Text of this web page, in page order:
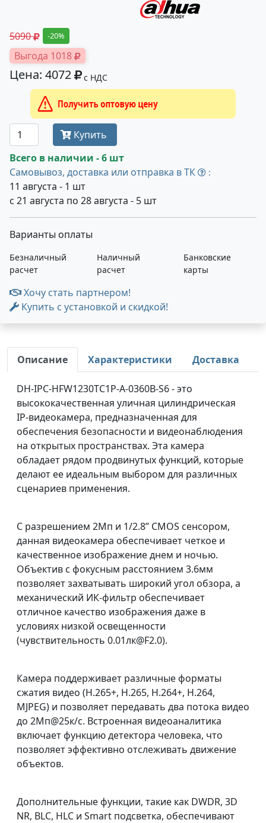
5090 -20%
Выгода 1018
Цена: 4072 с НДС
Получить оптовую цену
Купить
Всего в наличии - 6 шт
Самовывоз, доставка или отправка в ТК
:
11 августа - 1 шт
с 21 августа по 28 августа - 5 шт
Варианты оплаты
Безналичный
расчет
Наличный
расчет
Банковские
карты
Хочу стать партнером!
Купить с установкой и скидкой!
Описание Характеристики Доставка
DH-IPC-HFW1230TC1P-A-0360B-S6 - это
высококачественная уличная цилиндрическая
IP-видеокамера, предназначенная для
обеспечения безопасности и видеонаблюдения
на открытых пространствах. Эта камера
обладает рядом продвинутых функций, которые
делают ее идеальным выбором для различных
сценариев применения.
С разрешением 2Мп и 1/2.8” CMOS сенсором,
данная видеокамера обеспечивает четкое и
качественное изображение днем и ночью.
Объектив с фокусным расстоянием 3.6мм
позволяет захватывать широкий угол обзора, а
механический ИК-фильтр обеспечивает
отличное качество изображения даже в
условиях низкой освещенности
(чувствительность 0.01лк@F2.0).
Камера поддерживает различные форматы
сжатия видео (H.265+, H.265, H.264+, H.264,
MJPEG) и позволяет передавать два потока видео
до 2Мп@25к/с. Встроенная видеоаналитика
включает функцию детектора человека, что
позволяет эффективно отслеживать движение
объектов.
Дополнительные функции, такие как DWDR, 3D
NR, BLC, HLC и Smart подсветка, обеспечивают